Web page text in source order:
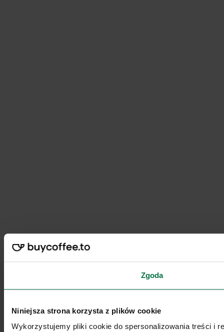
Zgoda
Niniejsza strona korzysta z plików cookie
Wykorzystujemy pliki cookie do spersonalizowania treści i